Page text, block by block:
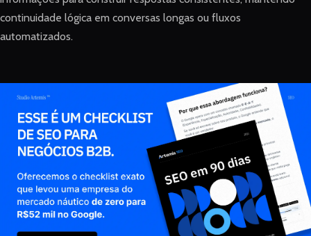
continuidade lógica em conversas longas ou fluxos
automatizados.